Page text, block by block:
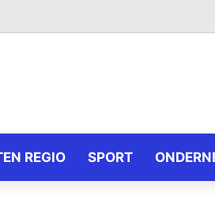
REGIO SPORT